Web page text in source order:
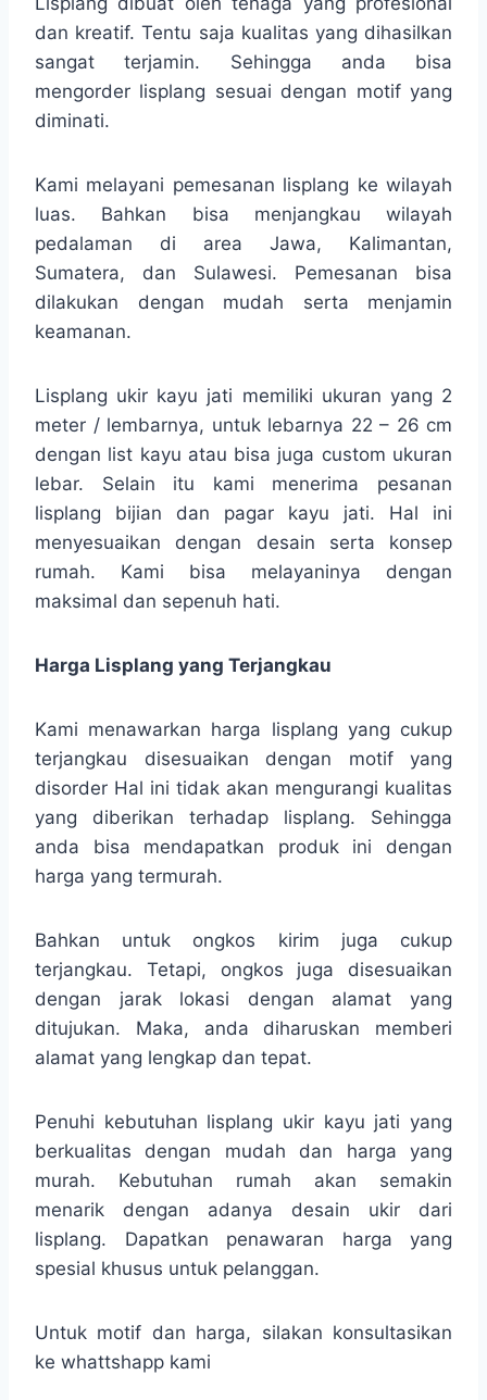
dan kreatif. Tentu saja kualitas yang dihasilkan
sangat terjamin. Sehingga anda bisa
mengorder lisplang sesuai dengan motif yang
diminati.
Kami melayani pemesanan lisplang ke wilayah
luas. Bahkan bisa menjangkau wilayah
pedalaman di area Jawa, Kalimantan,
Sumatera, dan Sulawesi. Pemesanan bisa
dilakukan dengan mudah serta menjamin
keamanan.
Lisplang ukir kayu jati memiliki ukuran yang 2
meter / lembarnya, untuk lebarnya 22 – 26 cm
dengan list kayu atau bisa juga custom ukuran
lebar. Selain itu kami menerima pesanan
lisplang bijian dan pagar kayu jati. Hal ini
menyesuaikan dengan desain serta konsep
rumah. Kami bisa melayaninya dengan
maksimal dan sepenuh hati.
Harga Lisplang yang Terjangkau
Kami menawarkan harga lisplang yang cukup
terjangkau disesuaikan dengan motif yang
disorder Hal ini tidak akan mengurangi kualitas
yang diberikan terhadap lisplang. Sehingga
anda bisa mendapatkan produk ini dengan
harga yang termurah.
Bahkan untuk ongkos kirim juga cukup
terjangkau. Tetapi, ongkos juga disesuaikan
dengan jarak lokasi dengan alamat yang
ditujukan. Maka, anda diharuskan memberi
alamat yang lengkap dan tepat.
Penuhi kebutuhan lisplang ukir kayu jati yang
berkualitas dengan mudah dan harga yang
murah. Kebutuhan rumah akan semakin
menarik dengan adanya desain ukir dari
lisplang. Dapatkan penawaran harga yang
spesial khusus untuk pelanggan.
Untuk motif dan harga, silakan konsultasikan
ke whattshapp kami